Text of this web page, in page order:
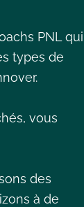
PNL qui
types de
vous
des
à de